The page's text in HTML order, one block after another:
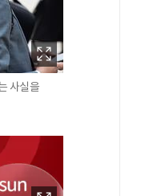
사실을